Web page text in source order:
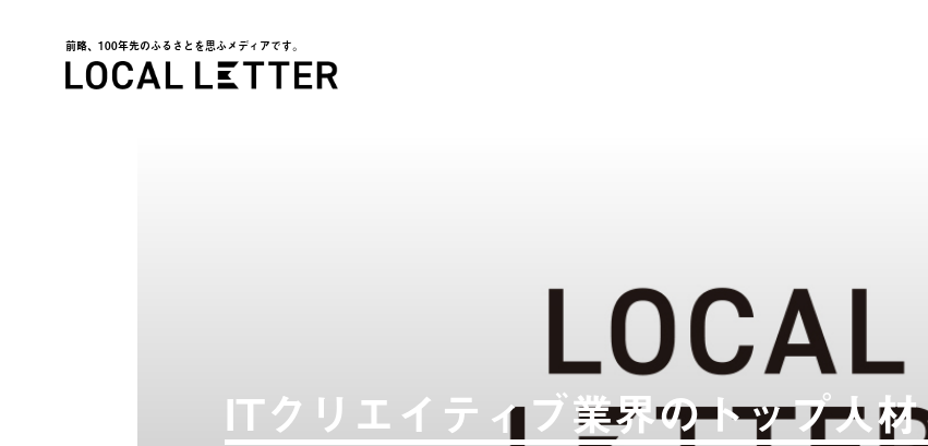
前略、100年先のふるさとを思ふメディアです。
ITクリエイティブ業界のトップ人